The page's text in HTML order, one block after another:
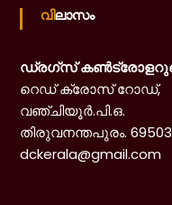
വിലാസം
ഡ്രഗ്‌സ്
റെഡ് ക്രോസ് റോഡ്,
വഞ്ചിയൂർ.പി.ഒ.
തിരുവനന്തപുരം.
dckerala@gmail.com